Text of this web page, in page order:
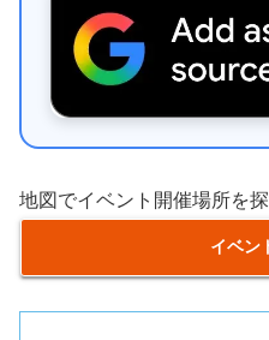
地図でイベント開催場所を
イベン